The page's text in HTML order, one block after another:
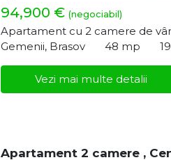
94,900 € (negociabil)
Apartament cu 2 camere de
Gemenii, Brasov
48 mp
Vezi mai multe detalii
Apartament 2 camere ,